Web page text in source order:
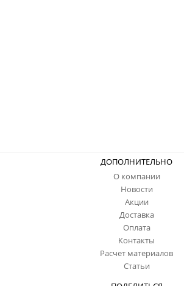
ДОПОЛНИТЕЛЬНО
О компании
Новости
Акции
Доставка
Оплата
Контакты
Расчет материалов
Статьи